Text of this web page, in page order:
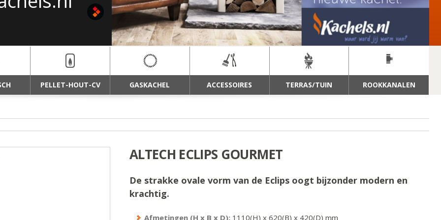
PELLET-HOUT-CV GASKACHEL ACCESSOIRES TERRAS/TUIN ROOKKANALEN
ALTECH ECLIPS GOURMET
De strakke ovale vorm van de Eclips oogt bijzonder modern en
krachtig.
Afmetingen (H x B x D): 1110(H) x 620(B) x 420(D) mm